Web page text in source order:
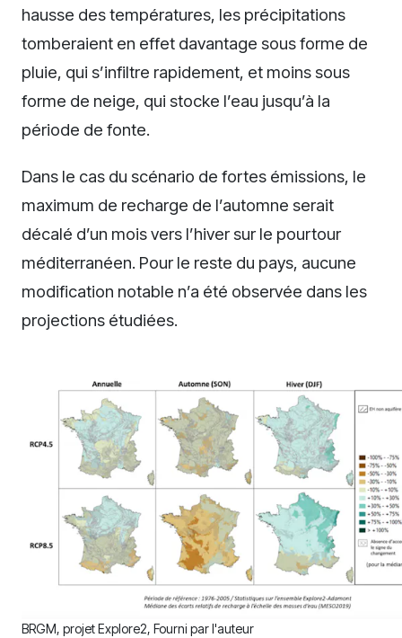
hausse des températures, les précipitations
tomberaient en effet davantage sous forme de
pluie, qui s’infiltre rapidement, et moins sous
forme de neige, qui stocke l’eau jusqu’à la
période de fonte.
Dans le cas du scénario de fortes émissions, le
maximum de recharge de l’automne serait
décalé d’un mois vers l’hiver sur le pourtour
méditerranéen. Pour le reste du pays, aucune
modification notable n’a été observée dans les
projections étudiées.
BRGM, projet Explore2, Fourni par l'auteur